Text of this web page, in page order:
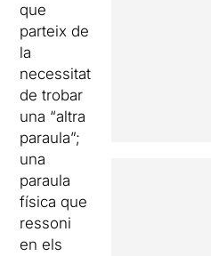
que
parteix de
la
necessitat
de trobar
una “altra
paraula”;
una
paraula
física que
ressoni
en els